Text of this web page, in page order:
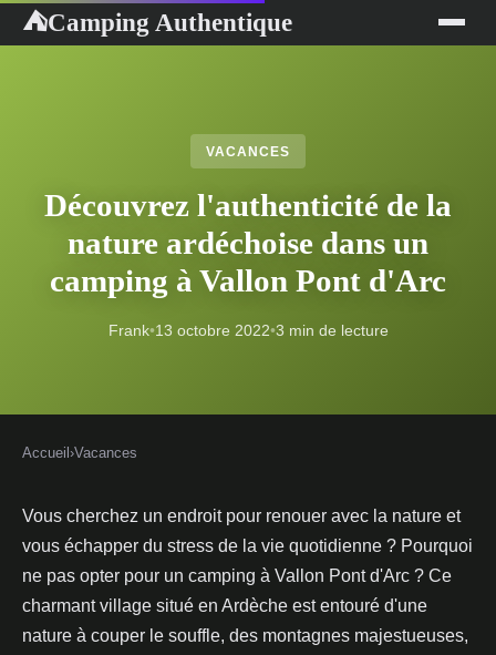
⛺Camping Authentique
VACANCES
Découvrez l'authenticité de la
nature ardéchoise dans un
camping à Vallon Pont d'Arc
Frank•13 octobre 2022•3 min de lecture
Accueil ›Vacances
Vous cherchez un endroit pour renouer avec la nature et
vous échapper du stress de la vie quotidienne ? Pourquoi
ne pas opter pour un camping à Vallon Pont d'Arc ? Ce
charmant village situé en Ardèche est entouré d'une
nature à couper le souffle, des montagnes majestueuses,